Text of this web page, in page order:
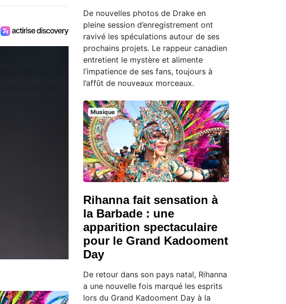
De nouvelles photos de Drake en
pleine session d’enregistrement ont
ravivé les spéculations autour de ses
prochains projets. Le rappeur canadien
entretient le mystère et alimente
l’impatience de ses fans, toujours à
l’affût de nouveaux morceaux.
Musique
Rihanna fait sensation à
la Barbade : une
apparition spectaculaire
pour le Grand Kadooment
Day
De retour dans son pays natal, Rihanna
a une nouvelle fois marqué les esprits
lors du Grand Kadooment Day à la